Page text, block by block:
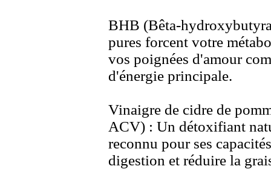
BHB (Bêta-hydrox
pures forcent votre
vos poignées d'amour
d'énergie principale.
Vinaigre de cidre de
ACV) : Un détoxifiant
reconnu pour ses
digestion et réduire la